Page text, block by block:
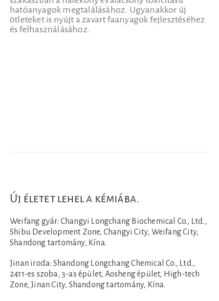
hatóanyagok megtalálásához. Ugyanakkor új
ötleteket is nyújt a zavart faanyagok fejlesztéséhez
és felhasználásához.
Új életet lehel a kémiába.
Weifang gyár: Changyi Longchang Biochemical Co., Ltd.,
Shibu Development Zone, Changyi City, Weifang City,
Shandong tartomány, Kína.
Jinan iroda: Shandong Longchang Chemical Co., Ltd.,
2411-es szoba, 3-as épület, Aosheng épület, High-tech
Zone, Jinan City, Shandong tartomány, Kína.